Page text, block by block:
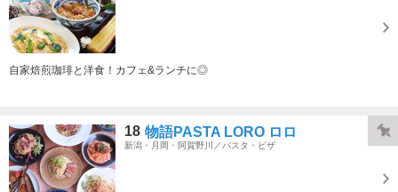
自家焙煎珈琲と洋食！カフェ&ランチに◎
18 物語PASTA LORO ロロ
新潟・月岡・阿賀野川／パスタ・ピザ